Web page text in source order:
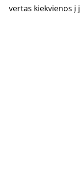
vertas kiekvienos į